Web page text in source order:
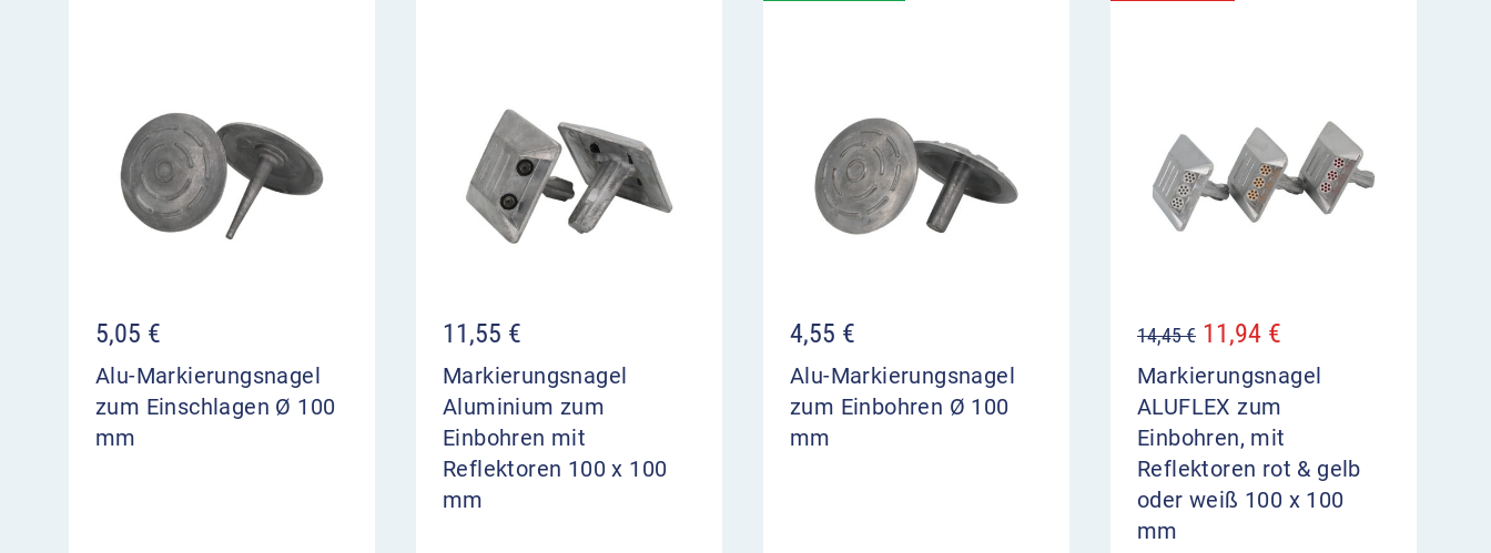
5,05 €
Alu-Markierungsnagel
zum Einschlagen Ø 100
mm
11,55 €
Markierungsnagel
Aluminium zum
Einbohren mit
Reflektoren 100 x 100
mm
4,55 €
Alu-Markierungsnagel
zum Einbohren Ø 100
mm
14,45€ 11,94 €
Markierungsnagel
ALUFLEX zum
Einbohren, mit
Reflektoren rot & gelb
oder weiß 100 x 100
mm